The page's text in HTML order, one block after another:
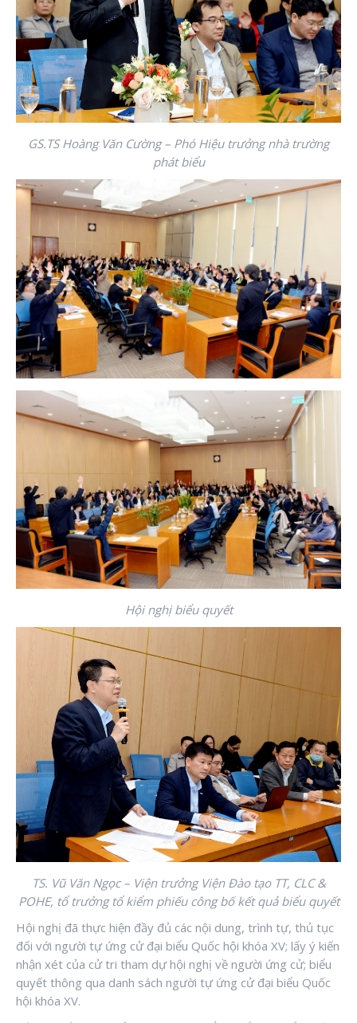
GS.TS Hoàng Văn Cường – Phó Hiệu trưởng nhà trường
phát biểu
Hội nghị biểu quyết
TS. Vũ Văn Ngọc – Viện trưởng Viện Đào tạo TT, CLC &
POHE, tổ trưởng tổ kiểm phiếu công bố kết quả biểu quyết
Hội nghị đã thực hiện đầy đủ các nội dung, trình tự, thủ tục
đối với người tự ứng cử đại biểu Quốc hội khóa XV; lấy ý kiến
nhận xét của cử tri tham dự hội nghị về người ứng cử; biểu
quyết thông qua danh sách người tự ứng cử đại biểu Quốc
hội khóa XV.